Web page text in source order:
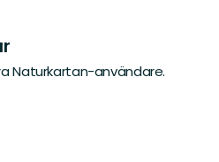
Naturkartan-användare.